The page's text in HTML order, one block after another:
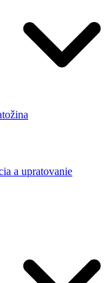
a upratovanie